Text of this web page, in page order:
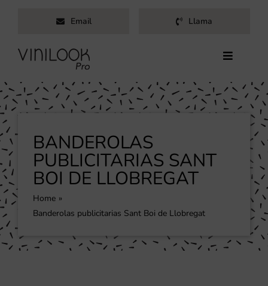
contenido
Email Llama
Toggle
Inicio
Servicios
Productos
Trabajos
Nosotros
Blog
Contacto
BANDEROLAS
PUBLICITARIAS SANT
BOI DE LLOBREGAT
Home
Banderolas publicitarias Sant Boi de Llobregat